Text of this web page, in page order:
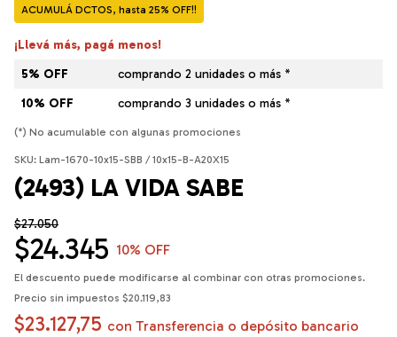
ACUMULÁ DCTOS, hasta 25% OFF!!
¡Llevá más, pagá menos!
5% OFF
comprando 2 unidades o más *
10% OFF
comprando 3 unidades o más *
(*) No acumulable con algunas promociones
SKU: Lam-1670-10x15-SBB / 10x15-B-A20X15
(2493) LA VIDA SABE
$27.050
$24.345 10% OFF
El descuento puede modificarse al combinar con otras promociones.
Precio sin impuestos $20.119,83
$23.127,75 con Transferencia o depósito bancario